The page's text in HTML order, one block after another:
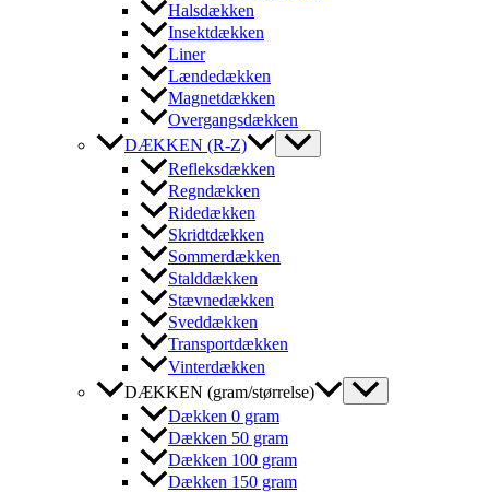
Halsdækken
Insektdækken
Liner
Lændedækken
Magnetdækken
Overgangsdækken
DÆKKEN (R-Z)
Refleksdækken
Regndækken
Ridedækken
Skridtdækken
Sommerdækken
Stalddækken
Stævnedækken
Sveddækken
Transportdækken
Vinterdækken
DÆKKEN (gram/størrelse)
Dækken 0 gram
Dækken 50 gram
Dækken 100 gram
Dækken 150 gram